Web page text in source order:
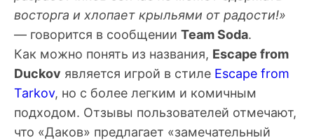
восторга и хлопает крыльями от радости!»
— говорится в сообщении Team Soda.
Как можно понять из названия, Escape from
Duckov является игрой в стиле Escape from
Tarkov, но с более легким и комичным
подходом. Отзывы пользователей отмечают,
что «Даков» предлагает «замечательный